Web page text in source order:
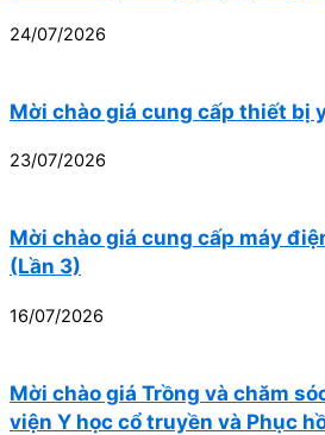
24/07/2026
Mời chào giá cung cấp thiết bị
23/07/2026
Mời chào giá cung cấp máy
(Lần 3)
16/07/2026
Mời chào giá Trồng và chăm
viện Y học cổ truyền và Phục